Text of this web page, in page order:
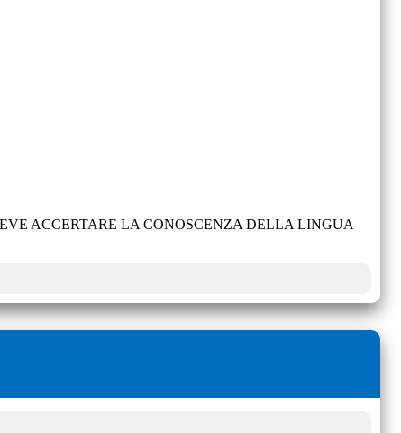
ACCERTARE LA CONOSCENZA DELLA LINGUA